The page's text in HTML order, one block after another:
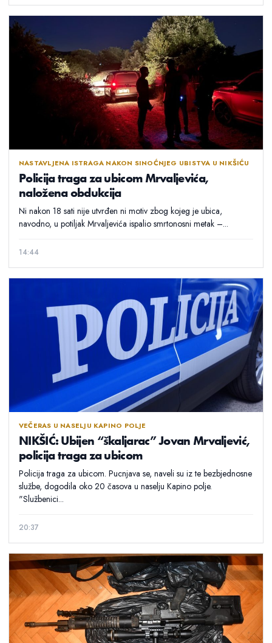
NASTAVLJENA ISTRAGA NAKON SINOĆNJEG UBISTVA U NIKŠIĆU
Policija traga za ubicom Mrvaljevića,
naložena obdukcija
Ni nakon 18 sati nije utvrđen ni motiv zbog kojeg je ubica,
navodno, u potiljak Mrvaljevića ispalio smrtonosni metak –...
14:44
VEČERAS U NASELJU KAPINO POLJE
NIKŠIĆ: Ubijen “škaljarac” Jovan Mrvaljević,
policija traga za ubicom
Policija traga za ubicom. Pucnjava se, naveli su iz te bezbjednosne
službe, dogodila oko 20 časova u naselju Kapino polje.
"Službenici...
20:37